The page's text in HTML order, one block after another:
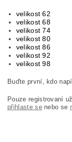
velikost 62
velikost 68
velikost 74
velikost 80
velikost 86
velikost 92
velikost 98
Buďte první, kdo
Pouze registrovaní
přihlaste senebo se